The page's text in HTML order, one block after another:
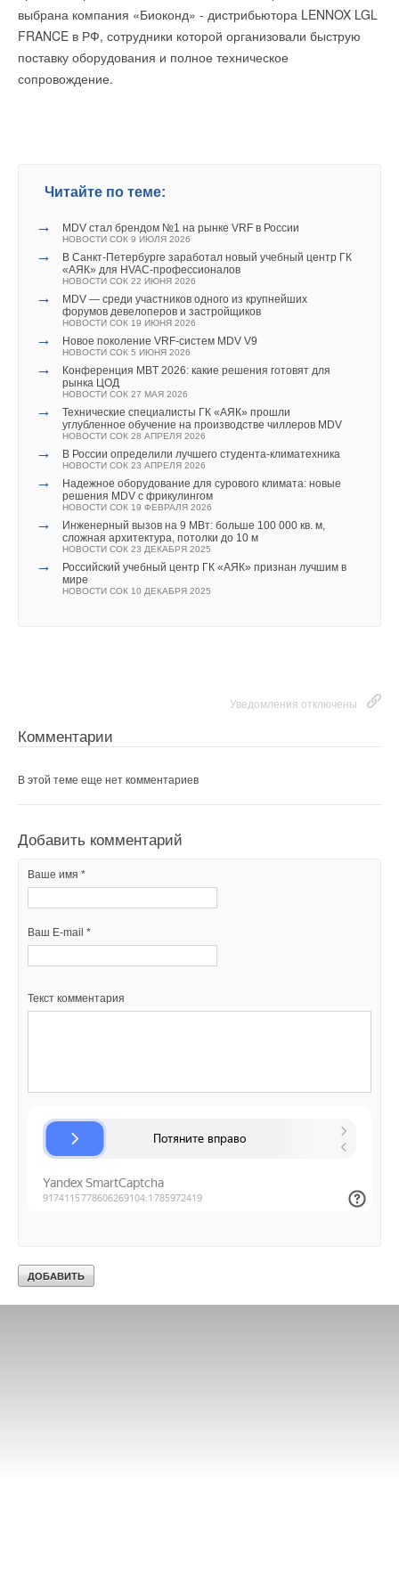
выбрана компания «Биоконд» - дистрибьютора LENNOX LGL
FRANCE в РФ, сотрудники которой организовали быструю
поставку оборудования и полное техническое
сопровождение.
Читайте по теме:
→ MDV стал брендом №1 на рынке VRF в России
НОВОСТИ СОК 9 ИЮЛЯ 2026
→
В Санкт-Петербурге заработал новый учебный центр ГК
«АЯК» для HVAC-профессионалов
НОВОСТИ СОК 22 ИЮНЯ 2026
→
MDV — среди участников одного из крупнейших
форумов девелоперов и застройщиков
НОВОСТИ СОК 19 ИЮНЯ 2026
→ Новое поколение VRF-систем MDV V9
НОВОСТИ СОК 5 ИЮНЯ 2026
→
Конференция MBT 2026: какие решения готовят для
рынка ЦОД
НОВОСТИ СОК 27 МАЯ 2026
→
Технические специалисты ГК «АЯК» прошли
углубленное обучение на производстве чиллеров MDV
НОВОСТИ СОК 28 АПРЕЛЯ 2026
→ В России определили лучшего студента-климатехника
НОВОСТИ СОК 23 АПРЕЛЯ 2026
→
Надежное оборудование для сурового климата: новые
решения MDV с фрикулингом
НОВОСТИ СОК 19 ФЕВРАЛЯ 2026
→
Инженерный вызов на 9 МВт: больше 100 000 кв. м,
сложная архитектура, потолки до 10 м
НОВОСТИ СОК 23 ДЕКАБРЯ 2025
→
Российский учебный центр ГК «АЯК» признан лучшим в
мире
НОВОСТИ СОК 10 ДЕКАБРЯ 2025
Уведомления отключены
Комментарии
В этой теме еще нет комментариев
Добавить комментарий
Ваше имя *
Ваш E-mail *
Текст комментария